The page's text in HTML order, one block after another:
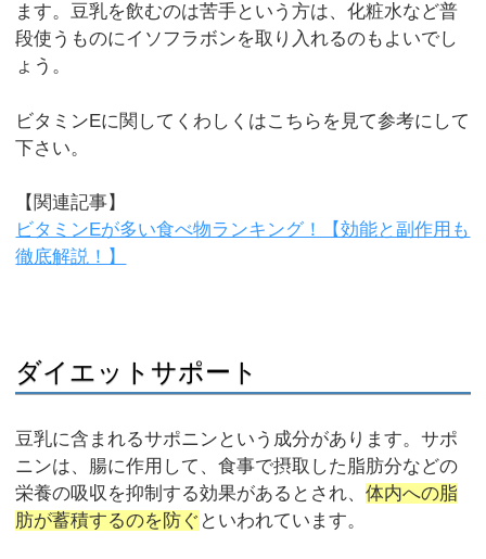
ます。豆乳を飲むのは苦手という方は、化粧水など普
段使うものにイソフラボンを取り入れるのもよいでし
ょう。
ビタミンEに関してくわしくはこちらを見て参考にして
下さい。
【関連記事】
ビタミンEが多い食べ物ランキング！【効能と副作用も
徹底解説！】
ダイエットサポート
豆乳に含まれるサポニンという成分があります。サポ
ニンは、腸に作用して、食事で摂取した脂肪分などの
栄養の吸収を抑制する効果があるとされ、体内への脂
肪が蓄積するのを防ぐ といわれています。